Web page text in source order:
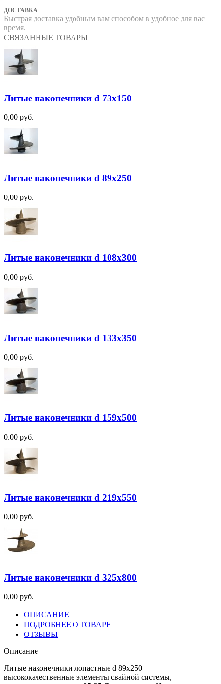
ДОСТАВКА
Быстрая доставка удобным вам способом в удобное для вас
время.
СВЯЗАННЫЕ ТОВАРЫ
Литые наконечники d 73х150
0,00 руб.
Литые наконечники d 89х250
0,00 руб.
Литые наконечники d 108х300
0,00 руб.
Литые наконечники d 133х350
0,00 руб.
Литые наконечники d 159х500
0,00 руб.
Литые наконечники d 219х550
0,00 руб.
Литые наконечники d 325х800
0,00 руб.
ОПИСАНИЕ
ПОДРОБНЕЕ О ТОВАРЕ
ОТЗЫВЫ
Описание
Литые наконечники лопастные d 89х250 –
высококачественные элементы свайной системы,